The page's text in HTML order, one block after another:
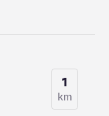
1
km